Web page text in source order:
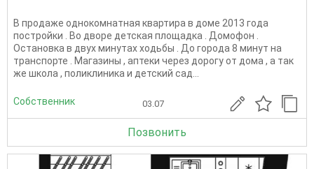
В продаже однокомнатная квартира в доме 2013 года
постройки . Во дворе детская площадка . Домофон .
Остановка в двух минутах ходьбы . До города 8 минут на
транспорте . Магазины , аптеки через дорогу от дома , а так
же школа , поликлиника и детский сад...
Собственник 03.07
Позвонить